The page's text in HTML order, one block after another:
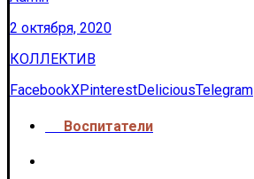
2 октября, 2020
КОЛЛЕКТИВ
FacebookXPinterestDeliciousTelegram
Воспитатели